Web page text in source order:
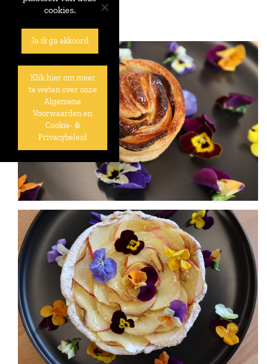
cookies.
Ja ik ga akkoord
Klik hier om meer
te weten over onze
Algemene
Voorwaarden en
Cookie- &
Privacybeleid